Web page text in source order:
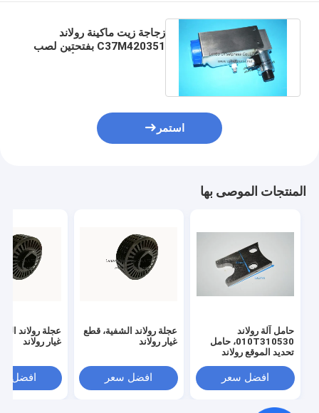
زجاجة زيت ماكينة رولاند
C37M420351 بفتحتين لصب
استمر
المنتجات الموصى بها
حامل آلة رولاند
010T310530، حامل
تحديد الموقع رولاند
افضل سعر
عجلة رولاند الشفية، قطع
غيار رولاند
افضل سعر
عجلة رولاند
غيار رولاند
افضل